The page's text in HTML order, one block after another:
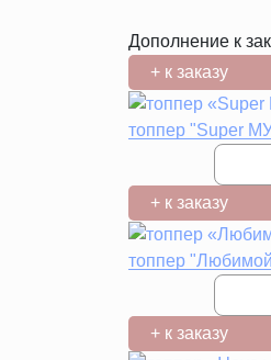
Дополнение к
+ к заказу
топпер "Super
+ к заказу
топпер
+ к заказу